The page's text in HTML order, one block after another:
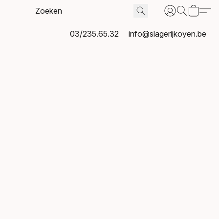
03/235.65.32 info@slagerijkoyen.be